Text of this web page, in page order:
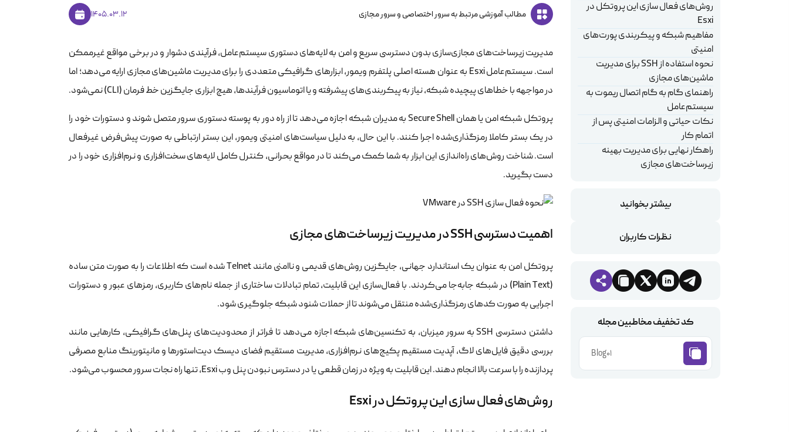
روش‌های فعال سازی این پروتکل در
Esxi
مفاهیم شبکه و پیکربندی پورت‌های
امنیتی
نحوه استفاده از SSH برای مدیریت
ماشین‌های مجازی
راهنمای گام به گام اتصال ریموت به
سیستم‌عامل
نکات حیاتی و الزامات امنیتی پس از
اتمام کار
راهکار نهایی برای مدیریت بهینه
زیرساخت‌های مجازی
بیشتر بخوانید
نظرات کاربران
کد تخفیف مخاطبین مجله
Blog01
مطالب آموزشی مرتبط به سرور اختصاصی و سرور مجازی 1405.03.12
مدیریت زیرساخت‌های مجازی‌سازی بدون دسترسی سریع و امن به لایه‌های دستوری سیستم‌عامل، فرآیندی دشوار و در برخی مواقع غیرممکن
است. سیستم‌عامل Esxi به عنوان هسته اصلی پلتفرم ویمور، ابزارهای گرافیکی متعددی را برای مدیریت ماشین‌های مجازی ارایه می‌دهد؛ اما
در مواجهه با خطاهای پیچیده شبکه، نیاز به پیکربندی‌های پیشرفته و یا اتوماسیون فرآیندها، هیچ ابزاری جایگزین خط فرمان (CLI) نمی‌شود.
پروتکل شبکه امن یا همان Secure Shell به مدیران شبکه اجازه می‌دهد تا از راه دور به پوسته دستوری سرور متصل شوند و دستورات خود را
در یک بستر کاملا رمزگذاری‌شده اجرا کنند. با این حال، به دلیل سیاست‌های امنیتی ویمور، این بستر ارتباطی به صورت پیش‌فرض غیرفعال
است. شناخت روش‌های راه‌اندازی این ابزار به شما کمک می‌کند تا در مواقع بحرانی، کنترل کامل لایه‌های سخت‌افزاری و نرم‌افزاری خود را در
دست بگیرید.
اهمیت دسترسی SSH در مدیریت زیرساخت‌های مجازی
پروتکل امن به عنوان یک استاندارد جهانی، جایگزین روش‌های قدیمی و ناامنی مانند Telnet شده است که اطلاعات را به صورت متن ساده
(Plain Text) در شبکه جابه‌جا می‌کردند. با فعال‌سازی این قابلیت، تمام تبادلات ساختاری از جمله نام‌های کاربری، رمزهای عبور و دستورات
اجرایی به صورت کدهای رمزگذاری‌شده منتقل می‌شوند تا از حملات شنود شبکه جلوگیری شود.
داشتن دسترسی SSH به سرور میزبان، به تکنسین‌های شبکه اجازه می‌دهد تا فراتر از محدودیت‌های پنل‌های گرافیکی، کارهایی مانند
بررسی دقیق فایل‌های لاگ، آپدیت مستقیم پکیج‌های نرم‌افزاری، مدیریت مستقیم فضای دیسک دیت‌استورها و مانیتورینگ منابع مصرفی
پردازنده را با سرعت بالا انجام دهند. این قابلیت به ویژه در زمان قطعی یا در دسترس نبودن پنل وب Esxi، تنها راه نجات سرور محسوب می‌شود.
روش‌های فعال سازی این پروتکل در Esxi